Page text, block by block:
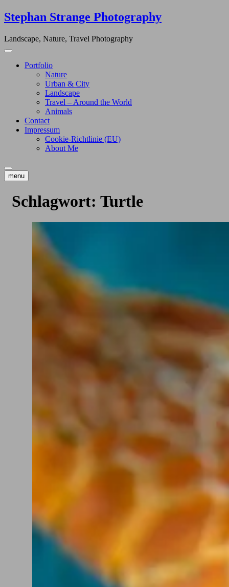
Skip
to
Stephan Strange Photography
Landscape, Nature, Travel Photography
Portfolio
Nature
Urban & City
Landscape
Travel – Around the World
Animals
Contact
Impressum
Cookie-Richtlinie (EU)
About Me
menu
Schlagwort: Turtle